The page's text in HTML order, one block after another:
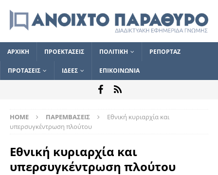
ΑΡΧΙΚΗ ΠΡΟΕΚΤΑΣΕΙΣ ΠΟΛΙΤΙΚΗ ΡΕΠΟΡΤΑΖ
ΠΡΟΤΑΣΕΙΣ ΙΔΕΕΣ ΕΠΙΚΟΙΝΩΝΙΑ
HOME ΠΑΡΕΜΒΑΣΕΙΣ
Εθνική κυριαρχία και
υπερσυγκέντρωση πλούτου
Εθνική κυριαρχία και
υπερσυγκέντρωση πλούτου